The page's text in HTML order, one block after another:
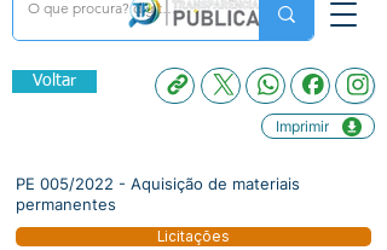
Voltar
Imprimir
PE 005/2022 - Aquisição de materiais
permanentes
Licitações